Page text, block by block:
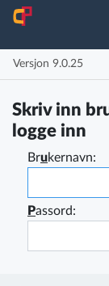
Hopp til
Versjon 9.0.25
Skriv inn
logge inn
Brukernavn:
Passord: